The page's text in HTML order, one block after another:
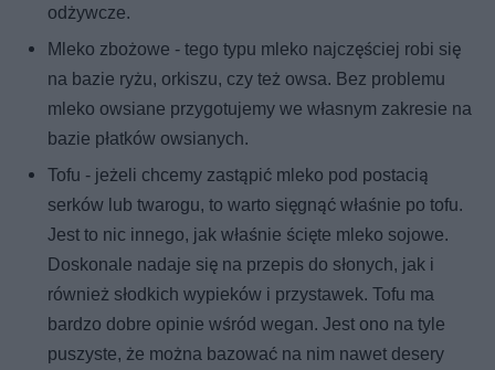
odżywcze.
Mleko zbożowe - tego typu mleko najczęściej robi się
na bazie ryżu, orkiszu, czy też owsa. Bez problemu
mleko owsiane przygotujemy we własnym zakresie na
bazie płatków owsianych.
Tofu - jeżeli chcemy zastąpić mleko pod postacią
serków lub twarogu, to warto sięgnąć właśnie po tofu.
Jest to nic innego, jak właśnie ścięte mleko sojowe.
Doskonale nadaje się na przepis do słonych, jak i
również słodkich wypieków i przystawek. Tofu ma
bardzo dobre opinie wśród wegan. Jest ono na tyle
puszyste, że można bazować na nim nawet desery